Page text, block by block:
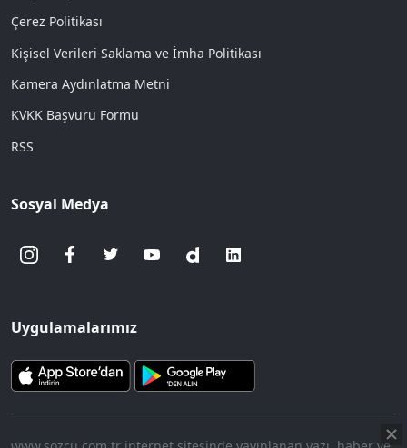
Çerez Politikası
Kişisel Verileri Saklama ve İmha Politikası
Kamera Aydınlatma Metni
KVKK Başvuru Formu
RSS
Sosyal Medya
Uygulamalarımız